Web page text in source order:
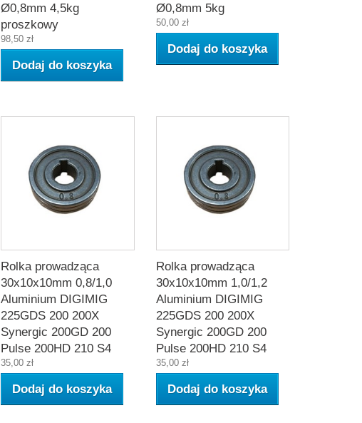
Ø0,8mm 4,5kg
proszkowy
98,50 zł
Dodaj do koszyka
Ø0,8mm 5kg
50,00 zł
Dodaj do koszyka
Rolka prowadząca
30x10x10mm 0,8/1,0
Aluminium DIGIMIG
225GDS 200 200X
Synergic 200GD 200
Pulse 200HD 210 S4
35,00 zł
Dodaj do koszyka
Rolka prowadząca
30x10x10mm 1,0/1,2
Aluminium DIGIMIG
225GDS 200 200X
Synergic 200GD 200
Pulse 200HD 210 S4
35,00 zł
Dodaj do koszyka